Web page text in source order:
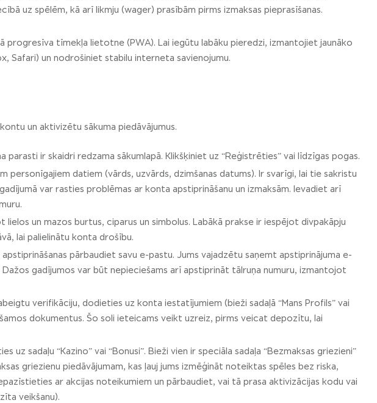
uz spēlēm, kā arī likmju (wager) prasībām pirms izmaksas pieprasīšanas.
progresīva tīmekļa lietotne (PWA). Lai iegūtu labāku pieredzi, izmantojiet jaunāko
Safari) un nodrošiniet stabilu interneta savienojumu.
un aktivizētu sākuma piedāvājumus.
parasti ir skaidri redzama sākumlapā. Klikšķiniet uz “Reģistrēties” vai līdzīgas pogas.
personīgajiem datiem (vārds, uzvārds, dzimšanas datums). Ir svarīgi, lai tie sakristu
var rasties problēmas ar konta apstiprināšanu un izmaksām. Ievadiet arī
un mazos burtus, ciparus un simbolus. Labākā prakse ir iespējot divpakāpju
lai palielinātu konta drošību.
pārbaudiet savu e-pastu. Jums vajadzētu saņemt apstiprinājuma e-
gadījumos var būt nepieciešams arī apstiprināt tālruņa numuru, izmantojot
verifikāciju, dodieties uz konta iestatījumiem (bieži sadaļā “Mans Profils” vai
dokumentus. Šo soli ieteicams veikt uzreiz, pirms veicat depozītu, lai
uz sadaļu “Kazino” vai “Bonusi”. Bieži vien ir speciāla sadaļa “Bezmaksas griezieni”
griezienu piedāvājumam, kas ļauj jums izmēģināt noteiktas spēles bez riska,
ar akcijas noteikumiem un pārbaudiet, vai tā prasa aktivizācijas kodu vai
veikšanu).